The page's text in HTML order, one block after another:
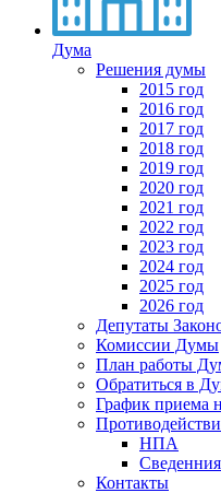
Дума
Решения думы
2015 год
2016 год
2017 год
2018 год
2019 год
2020 год
2021 год
2022 год
2023 год
2024 год
2025 год
2026 год
Депутаты
Комиссии Думы
План работы
Обратиться в
График приема
НПА
Контакты